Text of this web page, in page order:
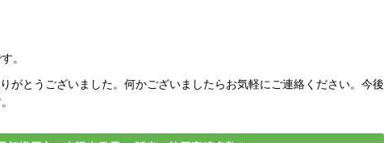
。
がとうございました。何かございましたらお気軽にご連絡ください。今後